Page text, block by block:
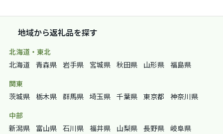
地域から返礼品を探す
北海道・東北
北海道
青森県 岩手県 宮城県 秋田県 山形県
福島県
関東
茨城県
栃木県 群馬県 埼玉県 千葉県 東京都
神奈川県
中部
新潟県
富山県 石川県 福井県 山梨県 長野県
岐阜県